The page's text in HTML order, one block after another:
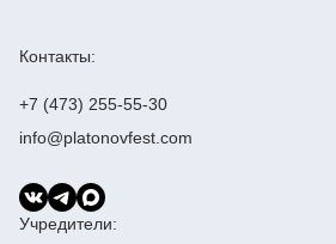
Отчеты и документы
Контакты:
+7 (473) 255-55-30
info@platonovfest.com
Учредители: